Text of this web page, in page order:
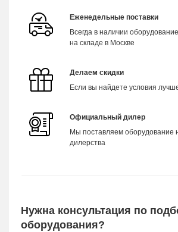
Еженедельные поставки
Всегда в наличии оборудование
на складе в Москве
Делаем скидки
Если вы найдете условия
Официальный дилер
Мы поставляем оборудование
дилерства
Нужна консультация по
оборудования?